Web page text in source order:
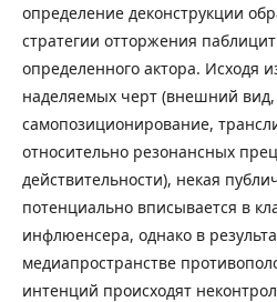
определение деконструкции
стратегии отторжения
определенного актора. Исходя
наделяемых черт (внешний вид,
самопозиционирование,
относительно резонансных
действительности), некая
потенциально вписывается в
инфлюенсера, однако в
медиапространстве
интенций происходят